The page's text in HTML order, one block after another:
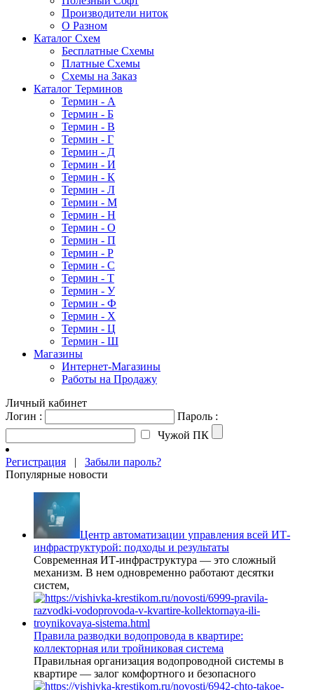
Производители ниток
О Разном
Каталог Схем
Бесплатные Схемы
Платные Схемы
Схемы на Заказ
Каталог Терминов
Термин - А
Термин - Б
Термин - В
Термин - Г
Термин - Д
Термин - И
Термин - К
Термин - Л
Термин - М
Термин - Н
Термин - О
Термин - П
Термин - Р
Термин - С
Термин - Т
Термин - У
Термин - Ф
Термин - Х
Термин - Ц
Термин - Ш
Магазины
Интернет-Магазины
Работы на Продажу
Личный кабинет
Логин :
Пароль :
Чужой ПК
Регистрация | Забыли пароль?
Популярные новости
Центр автоматизации управления всей ИТ-
инфраструктурой: подходы и результаты
Современная ИТ-инфраструктура — это сложный
механизм. В нем одновременно работают десятки
систем,
Правила разводки водопровода в квартире:
коллекторная или тройниковая система
Правильная организация водопроводной системы в
квартире — залог комфортного и безопасного